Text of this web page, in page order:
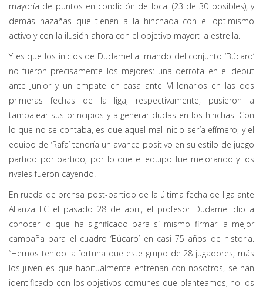
mayoría de puntos en condición de local (23 de 30 posibles), y
demás hazañas que tienen a la hinchada con el optimismo
activo y con la ilusión ahora con el objetivo mayor: la estrella.
Y es que los inicios de Dudamel al mando del conjunto ‘Búcaro’
no fueron precisamente los mejores: una derrota en el debut
ante Junior y un empate en casa ante Millonarios en las dos
primeras fechas de la liga, respectivamente, pusieron a
tambalear sus principios y a generar dudas en los hinchas. Con
lo que no se contaba, es que aquel mal inicio sería efímero, y el
equipo de ‘Rafa’ tendría un avance positivo en su estilo de juego
partido por partido, por lo que el equipo fue mejorando y los
rivales fueron cayendo.
En rueda de prensa post-partido de la última fecha de liga ante
Alianza FC el pasado 28 de abril, el profesor Dudamel dio a
conocer lo que ha significado para sí mismo firmar la mejor
campaña para el cuadro ‘Búcaro’ en casi 75 años de historia.
“Hemos tenido la fortuna que este grupo de 28 jugadores, más
los juveniles que habitualmente entrenan con nosotros, se han
identificado con los objetivos comunes que planteamos, no los